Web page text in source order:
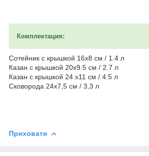
Комплектация:
Сотейник с крышкой 16х8 см / 1.4 л
Казан с крышкой 20х9.5 см / 2.7 л
Казан с крышкой 24 х11 см / 4.5 л
Сковорода 24х7,5 см / 3,3 л
Приховати